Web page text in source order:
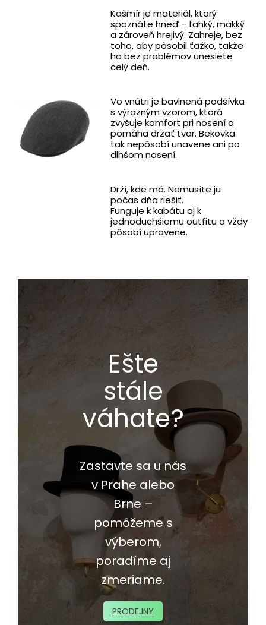
Kašmír je materiál, ktorý
spoznáte hneď – ľahký, mäkký
a zároveň hrejivý. Zahreje, bez
toho, aby pôsobil ťažko, takže
ho bez problémov unesiete
celý deň.
Vo vnútri je bavlnená podšívka
s výrazným vzorom, ktorá
zvyšuje komfort pri nosení a
pomáha držať tvar. Bekovka
tak nepôsobí unavene ani po
dlhšom nosení.
Drží, kde má. Nemusíte ju
počas dňa riešiť.
Funguje k kabátu aj k
jednoduchšiemu outfitu a vždy
pôsobí upravene.
Ešte
stále
váhate?
Zastavte sa u nás
v Prahe alebo
Brne –
pomôžeme s
výberom,
poradíme aj
zmeriame.
PRODEJNY